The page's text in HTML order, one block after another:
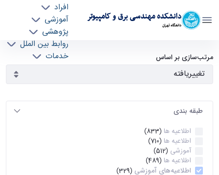
دانشکده مهندسی برق و کامپیوتر
دانشگاه تهران
افراد
آموزشی
پژوهشی
روابط بین الملل
خدمات
آرشیو اطلاعیه ها - ece- دانشکده مهندسی برق و
کامپیوتر
مرتب‌سازی بر اساس
طبقه بندی
اطلاعیه ها (833)
اطلاعیه ها (710)
آموزشی (512)
اطلاعیه ها (489)
اطلاعیه‌های‌ آموزشی (329)